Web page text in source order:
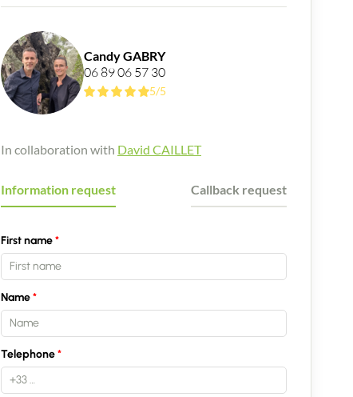
Candy GABRY
06 89 06 57 30
5/5
In collaboration with David CAILLET
Information request Callback request
First name
Name
Telephone